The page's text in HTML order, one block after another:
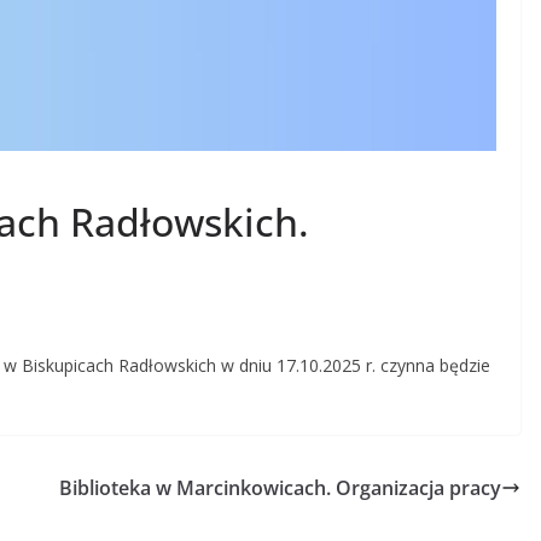
Radłowskich.
Radłowskich w dniu 17.10.2025 r. czynna będzie
Biblioteka w Marcinkowicach. Organizacja pracy